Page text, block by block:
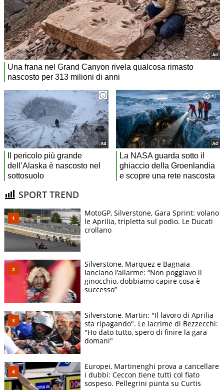
SPORT TREND
MotoGP, Silverstone, Gara Sprint: volano
le Aprilia, tripletta sul podio. Le Ducati
crollano
Silverstone, Marquez e Bagnaia
lanciano l’allarme: “Non poggiavo il
ginocchio, dobbiamo capire cosa è
successo”
Silverstone, Martin: "Il lavoro di Aprilia
sta ripagando". Le lacrime di Bezzecchi:
"Ho dato tutto, spero di finire la gara
domani"
Europei, Martinenghi prova a cancellare
i dubbi: Ceccon tiene tutti col fiato
sospeso. Pellegrini punta su Curtis